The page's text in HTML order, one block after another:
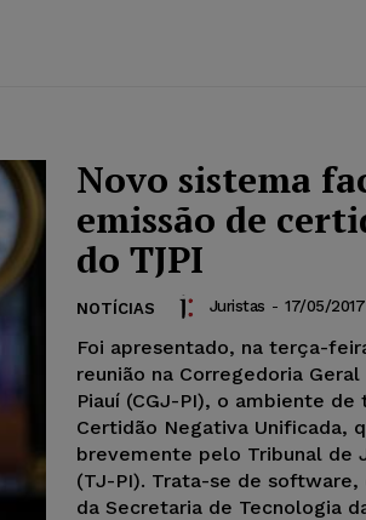
Novo sistema
emissão de
do TJPI
NOTÍCIAS Juristas - 17/05/2017
Foi apresentado, na terça-
reunião na Corregedoria
Piauí (CGJ-PI), o ambiente
Certidão Negativa Unificada,
brevemente pelo Tribunal de
(TJ-PI). Trata-se de
da Secretaria de Tecnologia